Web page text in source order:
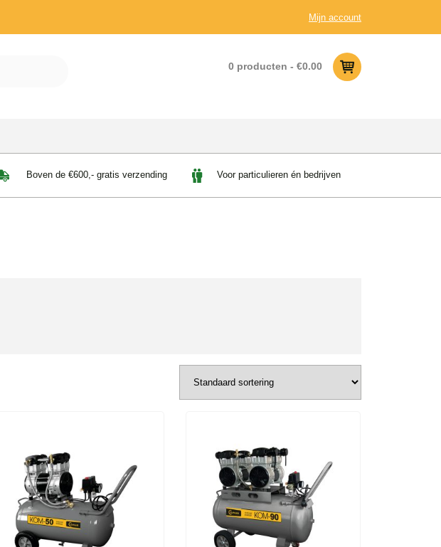
Mijn account
0 producten - €0.00
Boven de €600,- gratis verzending Voor particulieren én bedrijven